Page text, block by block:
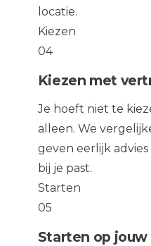
locatie.
Kiezen
04
Kiezen met
Je hoeft niet te
alleen. We
geven eerlijk
bij je past.
Starten
05
Starten op jouw